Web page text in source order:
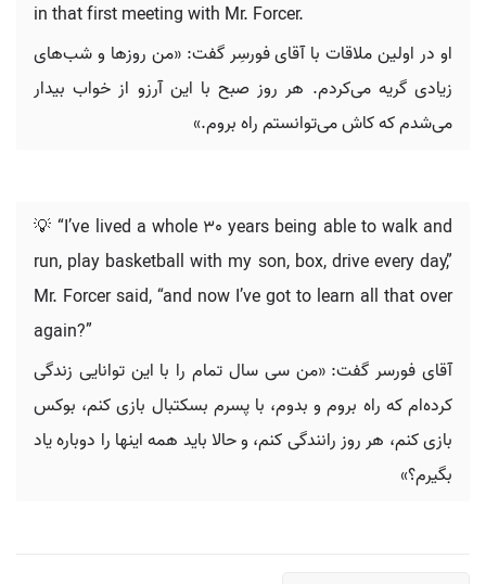
in that first meeting with Mr. Forcer.
او در اولین ملاقات با آقای فورسِر گفت: «من روزها و شب‌های
زیادی گریه می‌کردم. هر روز صبح با این آرزو از خواب بیدار
می‌شدم که کاش می‌توانستم راه بروم.»
💡 “I’ve lived a whole 30 years being able to walk and
run, play basketball with my son, box, drive every day,”
Mr. Forcer said, “and now I’ve got to learn all that over
again?”
آقای فورسر گفت: «من سی سال تمام را با این توانایی زندگی
کرده‌ام که راه بروم و بدوم، با پسرم بسکتبال بازی کنم، بوکس
بازی کنم، هر روز رانندگی کنم، و حالا باید همه اینها را دوباره یاد
بگیرم؟»